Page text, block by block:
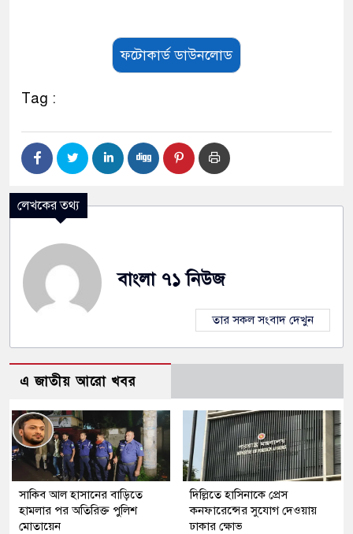
ফটোকার্ড ডাউনলোড
Tag :
লেখকের তথ্য
বাংলা ৭১ নিউজ
তার সকল সংবাদ দেখুন
এ জাতীয় আরো খবর
সাকিব আল হাসানের বাড়িতে
হামলার পর অতিরিক্ত পুলিশ
মোতায়েন
দিল্লিতে হাসিনাকে প্রেস
কনফারেন্সের সুযোগ দেওয়ায়
ঢাকার ক্ষোভ